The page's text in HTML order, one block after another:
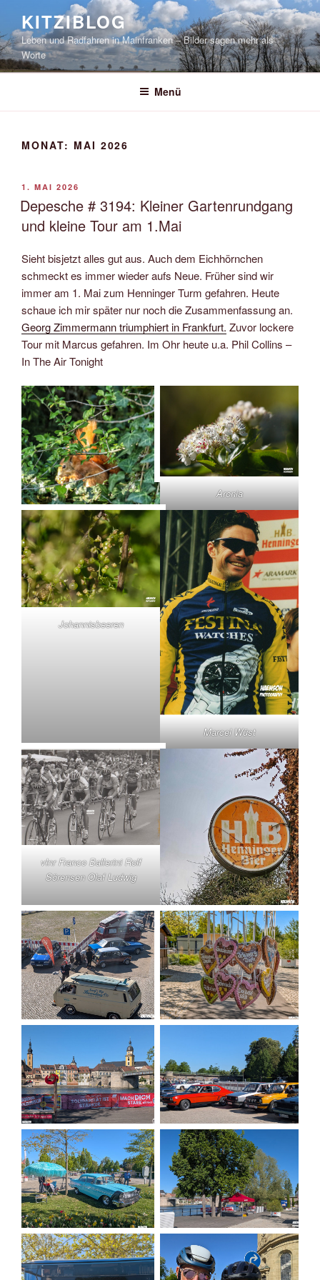
springen
KITZIBLOG
Leben und Radfahren in Mainfranken – Bilder sagen mehr als
Worte
Menü
MONAT: MAI 2026
VERÖFFENTLICHT
AM
1. MAI 2026
Depesche # 3194: Kleiner Gartenrundgang
und kleine Tour am 1.Mai
Sieht bisjetzt alles gut aus. Auch dem Eichhörnchen
schmeckt es immer wieder aufs Neue. Früher sind wir
immer am 1. Mai zum Henninger Turm gefahren. Heute
schaue ich mir später nur noch die Zusammenfassung an.
Georg Zimmermann triumphiert in Frankfurt. Zuvor lockere
Tour mit Marcus gefahren. Im Ohr heute u.a. Phil Collins –
In The Air Tonight
Aronia
Johannisbeeren
Marcel Wüst
vlnr Franco Ballerini Rolf
Sörensen Olaf Ludwig